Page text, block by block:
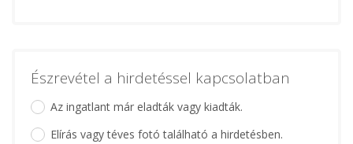
Észrevétel a hirdetéssel kapcsolatban
Az ingatlant már eladták vagy kiadták.
Elírás vagy téves fotó található a hirdetésben.